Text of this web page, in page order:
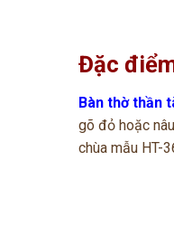
Đặc
Bàn thờ thần
gõ đỏ hoặc
chùa mẫu HT-